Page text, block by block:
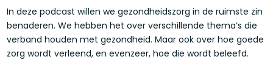
In deze podcast willen we gezondheidszorg in de ruimste zin
benaderen. We hebben het over verschillende thema’s die
verband houden met gezondheid. Maar ook over hoe goede
zorg wordt verleend, en evenzeer, hoe die wordt beleefd.